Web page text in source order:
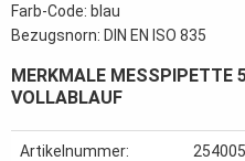
Farb-Code: blau
Bezugsnorn: DIN EN ISO 835
MERKMALE MESSPIPETTE
VOLLABLAUF
Artikelnummer: